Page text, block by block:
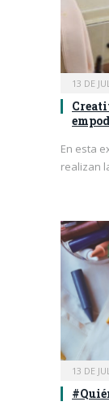
13 DE
En esta
realizan
13 DE